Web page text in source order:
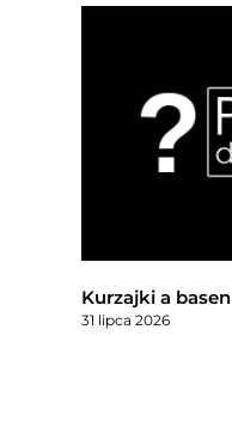
Kurzajki a basen
31 lipca 2026